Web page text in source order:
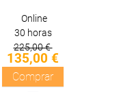
Online
30 horas
225,00 €
135,00 €
Comprar